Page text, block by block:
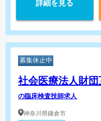
詳細を見る
募集休止中
社会医療法人財
の臨床検査技師求人
神奈川県鎌倉市